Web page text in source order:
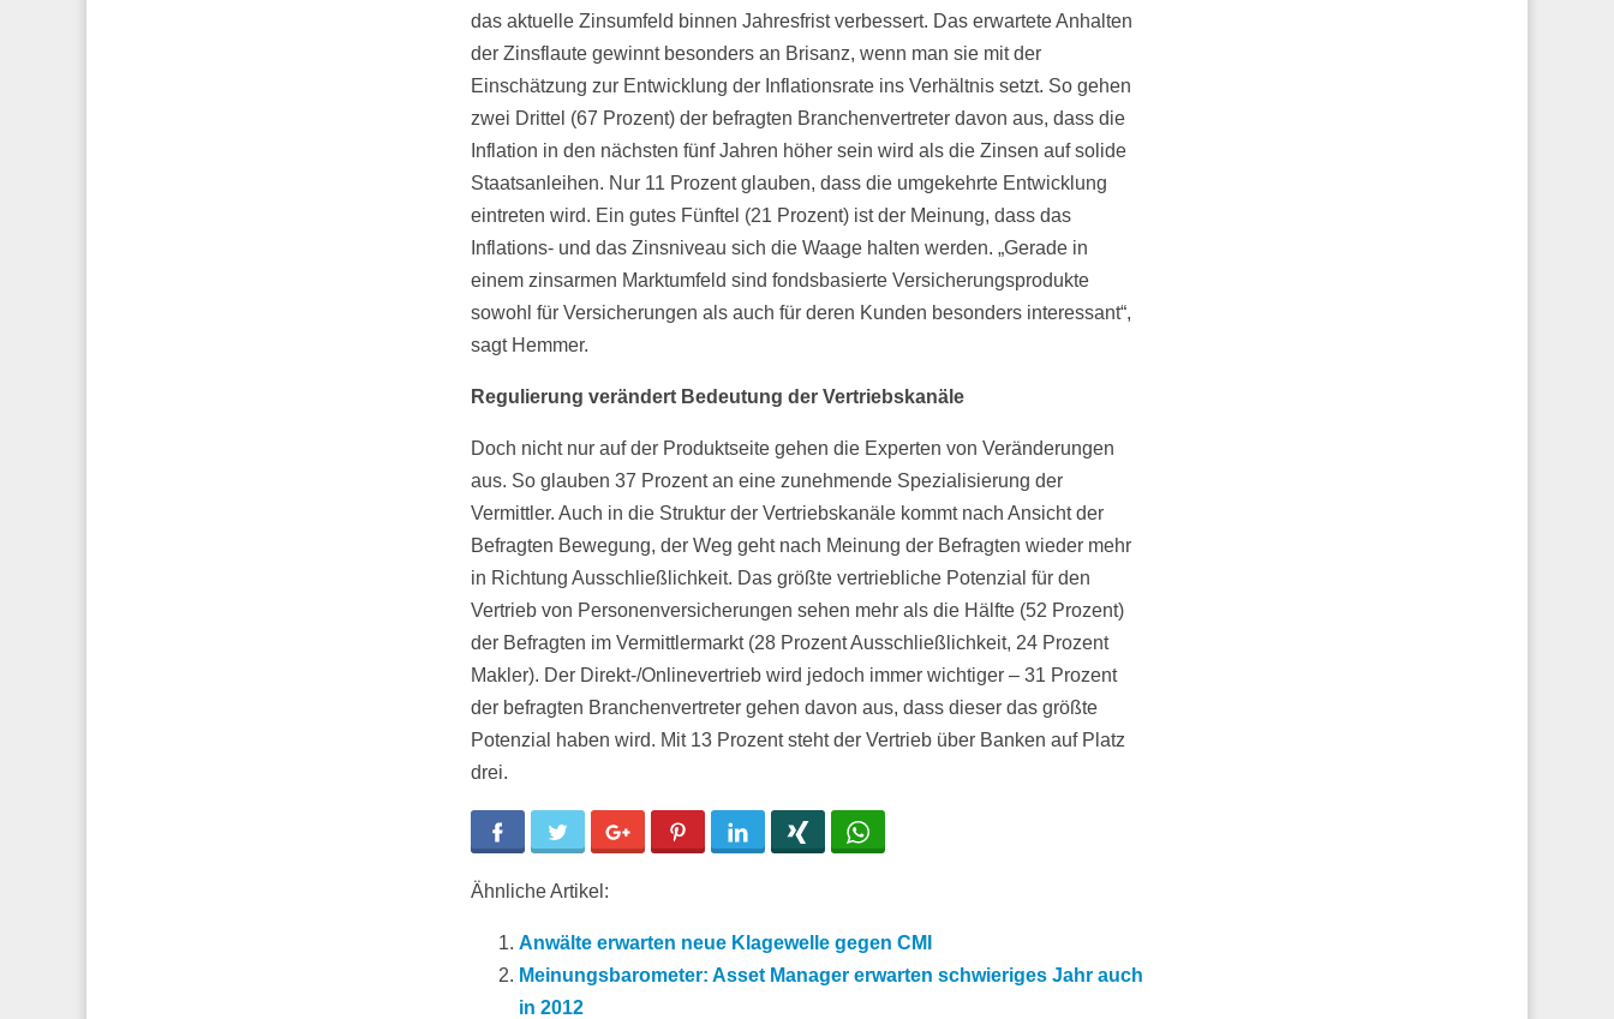
das aktuelle Zinsumfeld binnen Jahresfrist verbessert. Das erwartete Anhalten
der Zinsflaute gewinnt besonders an Brisanz, wenn man sie mit der
Einschätzung zur Entwicklung der Inflationsrate ins Verhältnis setzt. So gehen
zwei Drittel (67 Prozent) der befragten Branchenvertreter davon aus, dass die
Inflation in den nächsten fünf Jahren höher sein wird als die Zinsen auf solide
Staatsanleihen. Nur 11 Prozent glauben, dass die umgekehrte Entwicklung
eintreten wird. Ein gutes Fünftel (21 Prozent) ist der Meinung, dass das
Inflations- und das Zinsniveau sich die Waage halten werden. „Gerade in
einem zinsarmen Marktumfeld sind fondsbasierte Versicherungsprodukte
sowohl für Versicherungen als auch für deren Kunden besonders interessant“,
sagt Hemmer.
Regulierung verändert Bedeutung der Vertriebskanäle
Doch nicht nur auf der Produktseite gehen die Experten von Veränderungen
aus. So glauben 37 Prozent an eine zunehmende Spezialisierung der
Vermittler. Auch in die Struktur der Vertriebskanäle kommt nach Ansicht der
Befragten Bewegung, der Weg geht nach Meinung der Befragten wieder mehr
in Richtung Ausschließlichkeit. Das größte vertriebliche Potenzial für den
Vertrieb von Personenversicherungen sehen mehr als die Hälfte (52 Prozent)
der Befragten im Vermittlermarkt (28 Prozent Ausschließlichkeit, 24 Prozent
Makler). Der Direkt-/Onlinevertrieb wird jedoch immer wichtiger – 31 Prozent
der befragten Branchenvertreter gehen davon aus, dass dieser das größte
Potenzial haben wird. Mit 13 Prozent steht der Vertrieb über Banken auf Platz
drei.
Facebook Twitter Google+ Pinterest LinkedIn
Ähnliche Artikel:
Anwälte erwarten neue Klagewelle gegen CMI
Meinungsbarometer: Asset Manager erwarten schwieriges Jahr auch
in 2012